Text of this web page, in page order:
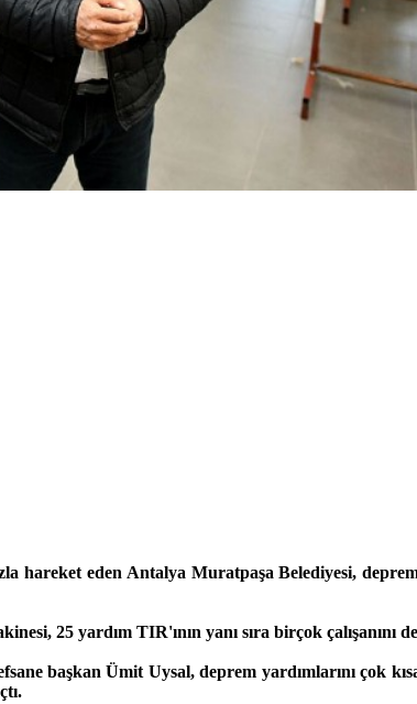
hareket eden Antalya Muratpaşa Belediyesi,
25 yardım TIR'ının yanı sıra birçok çalışanını
başkan Ümit Uysal, deprem yardımlarını çok